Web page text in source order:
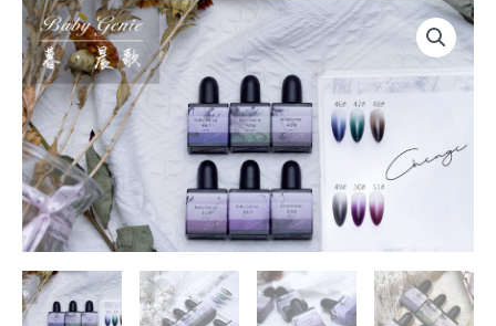
BabyGenie
美
甲
噴
槍
彩
繪
專
用
噴